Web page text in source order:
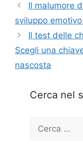
Il malumore
sviluppo
Il test delle
Scegli una
nascosta
Cerca nel
Ricerca